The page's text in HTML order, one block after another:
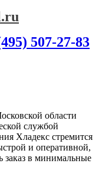
507-27-83
области
службой
Хладекс стремится
и оперативной,
заказ в минимальные